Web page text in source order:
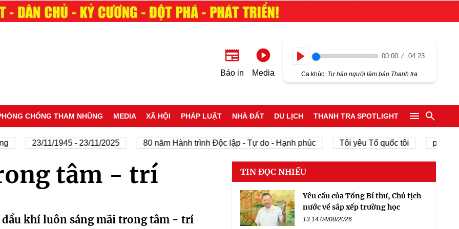
Báo in Media
00:00 04:23
Ca khúc: Tự hào người làm báo Thanh tra
CHỐNG THAM NHŨNG MEDIA XÃ HỘI PHÁP LUẬT NHÀ ĐẤT DU LỊCH THANH TRA SPOTLIGHT
23/11/1945 - 23/11/2025 80 năm Hành trình Độc lập - Tự do - Hạnh phúc Tôi yêu Tổ quốc tôi phát
tâm - trí
dầu khí luôn sáng mãi trong tâm - trí
TIN ĐỌC NHIỀU
Yêu cầu của Tổng Bí thư, Chủ tịch
nước về sắp xếp trường học
13:14 04/08/2026